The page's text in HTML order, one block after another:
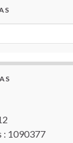
: 1090377